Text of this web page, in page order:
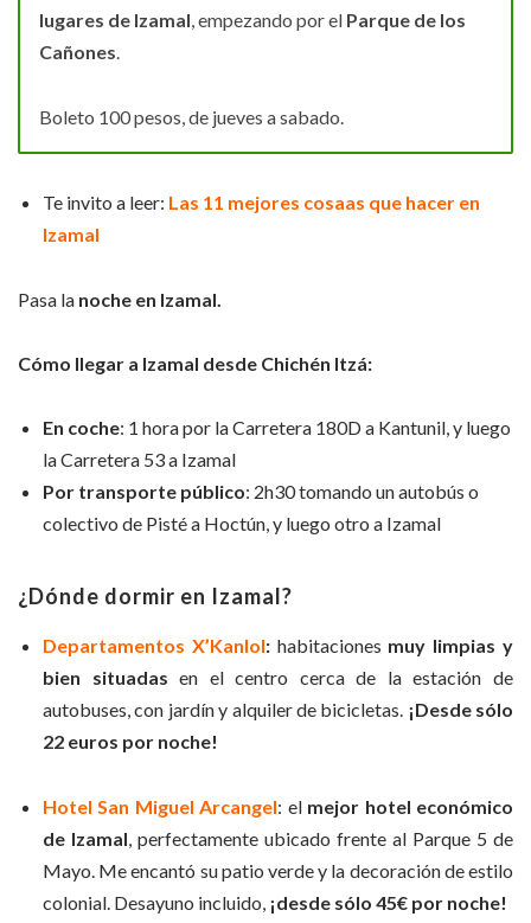
lugares de Izamal, empezando por el Parque de los
Cañones.
Boleto 100 pesos, de jueves a sabado.
Te invito a leer: Las 11 mejores cosaas que hacer en
Izamal
Pasa la noche en Izamal.
Cómo llegar a Izamal desde Chichén Itzá:
En coche: 1 hora por la Carretera 180D a Kantunil, y luego
la Carretera 53 a Izamal
Por transporte público: 2h30 tomando un autobús o
colectivo de Pisté a Hoctún, y luego otro a Izamal
¿Dónde dormir en Izamal?
Departamentos X’Kanlol:habitaciones muy limpias y
bien situadas en el centro cerca de la estación de
autobuses, con jardín y alquiler de bicicletas. ¡Desde sólo
22 euros por noche!
Hotel San Miguel Arcangel: el mejor hotel económico
de Izamal, perfectamente ubicado frente al Parque 5 de
Mayo. Me encantó su patio verde y la decoración de estilo
colonial. Desayuno incluido, ¡desde sólo 45€ por noche!